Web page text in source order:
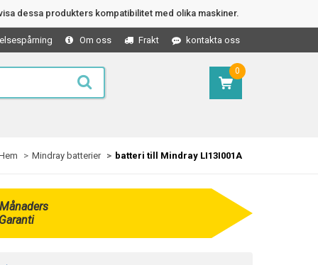
dessa produkters kompatibilitet med olika maskiner.
kontakta oss
Frakt
Om oss
0
Mindray batterier batteri till Mindray LI13I001A